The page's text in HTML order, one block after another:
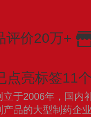
评价20万+
点亮标签11
于2006年，国内
品的大型制药企